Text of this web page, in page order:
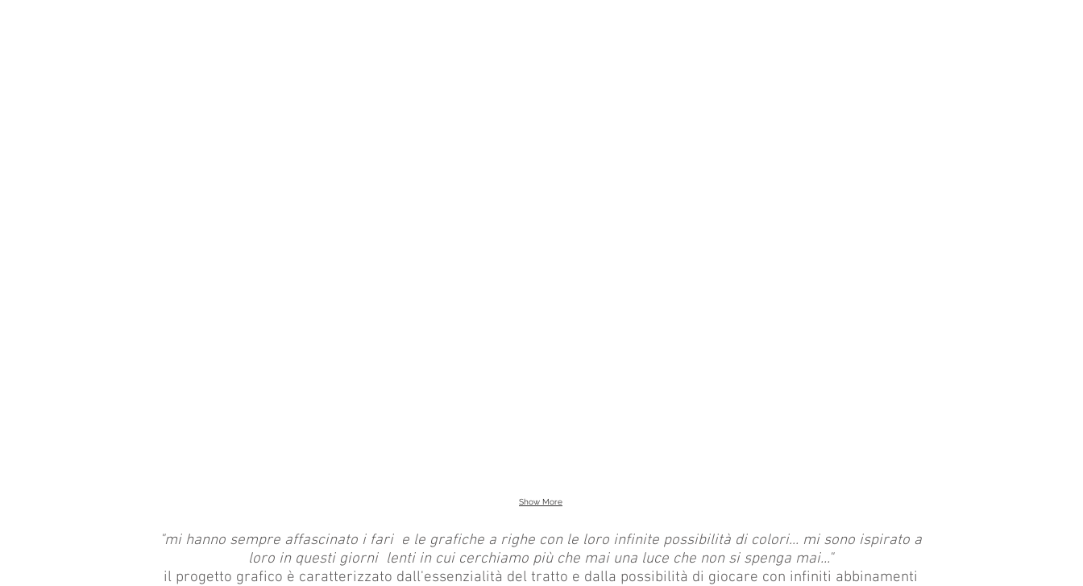
Show More
"mi hanno sempre affascinato i fari e le grafiche a righe con le loro infinite possibilità di colori... mi sono ispirato a
loro in questi giorni lenti in cui cerchiamo più che mai una luce che non si spenga mai..."
il progetto grafico è caratterizzato dall'essenzialità del tratto e dalla possibilità di giocare con infiniti abbinamenti